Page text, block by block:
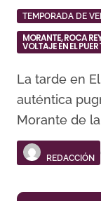
TEMPORADA DE
MORANTE, ROCA
VOLTAJE EN EL
La tarde en El Puerto de Santa María fue una
auténtica
Morante de
REDACCIÓN